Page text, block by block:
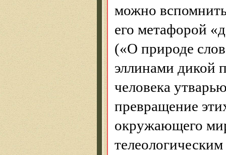
можно
его метафорой
(«О природе
эллинами дикой
человека
превращение
окружающего